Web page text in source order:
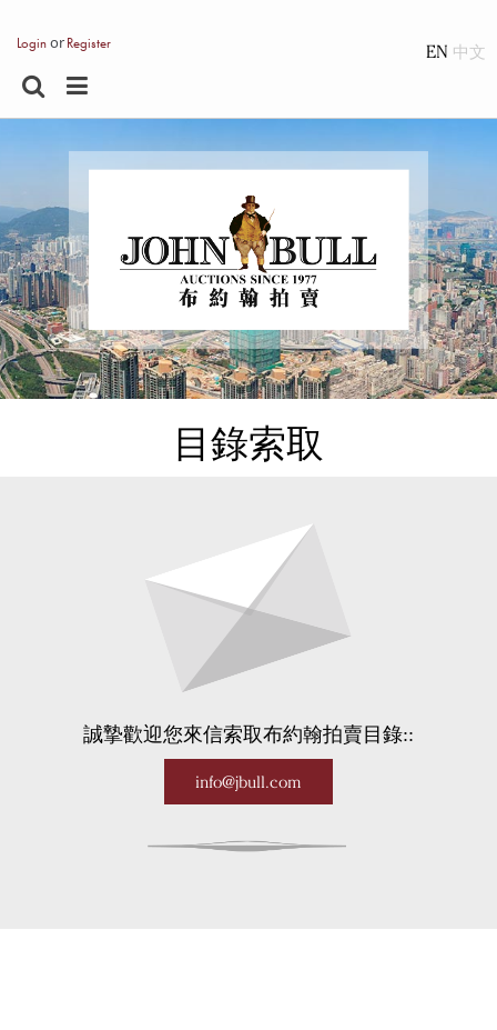
Loginor Register EN
目錄索取
誠摯歡迎您來信索取布約翰拍賣目錄::
info@jbull.com